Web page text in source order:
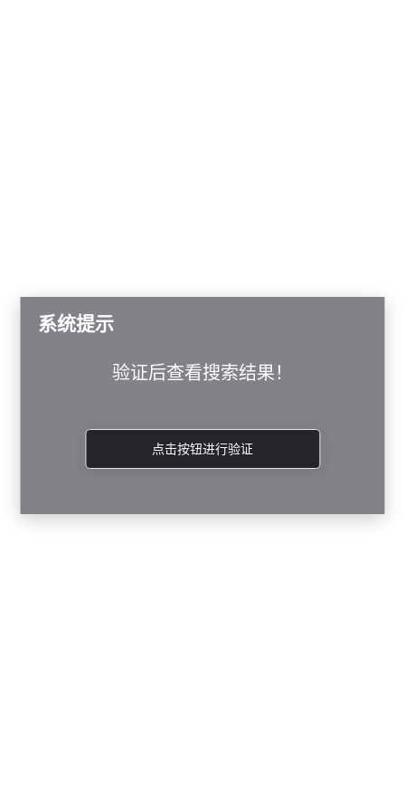
系统提示
验证后查看搜索结果！
点击按钮进行验证